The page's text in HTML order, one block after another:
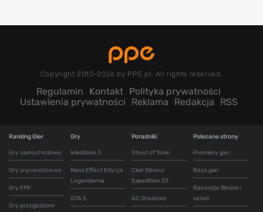
Copyright 2010-2026 by PPE.pl. All rights reserved.
Regulamin Kontakt Polityka prywatności
Ustawienia prywatności
Reklama Redakcja RSS
Ranking Gier
Gry samochodowe
Gry zręcznościowe
Gry FPP
Gry przygodowe
Gry
Wiedźmin 3
Mass Effect Edycja
Legendarna
GTA 5
Poradniki
Ghost of Yotei
Clair Obscur
Expedition 33
AC Shadows
Polecane strony
Premiery gier
Baza gier
Recenzje filmów i
seriali